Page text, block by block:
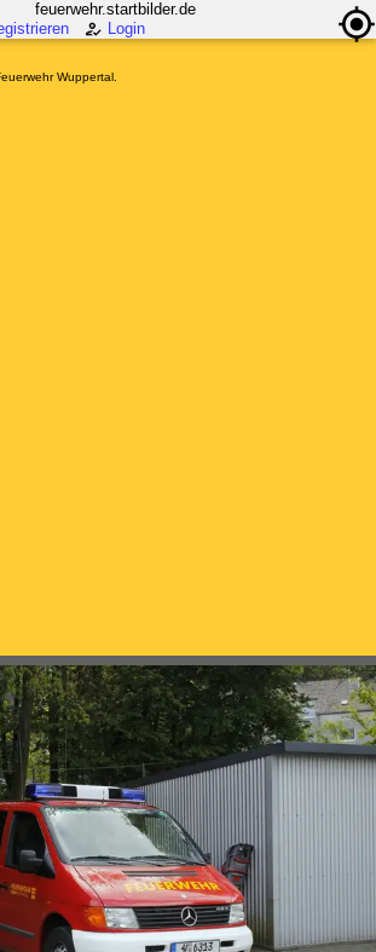
feuerwehr.startbilder.de
Login
Wuppertal.